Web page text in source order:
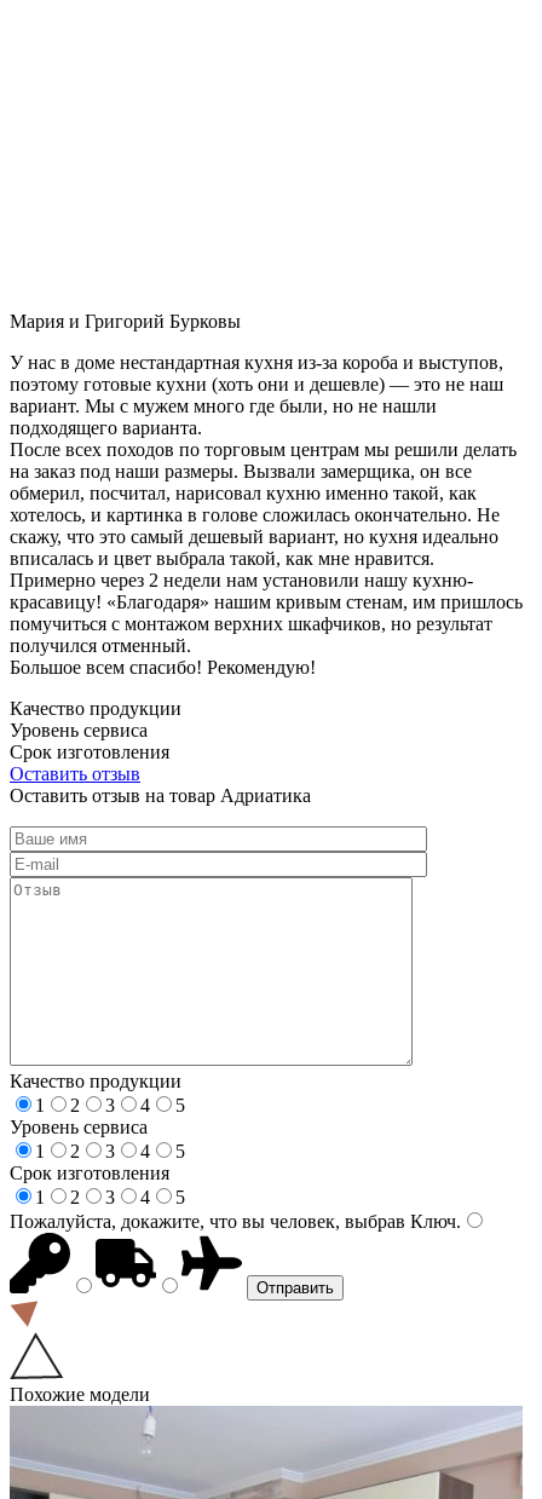
Мария и Григорий Бурковы
У нас в доме нестандартная кухня из-за короба и выступов,
поэтому готовые кухни (хоть они и дешевле) — это не наш
вариант. Мы с мужем много где были, но не нашли
подходящего варианта.
После всех походов по торговым центрам мы решили делать
на заказ под наши размеры. Вызвали замерщика, он все
обмерил, посчитал, нарисовал кухню именно такой, как
хотелось, и картинка в голове сложилась окончательно. Не
скажу, что это самый дешевый вариант, но кухня идеально
вписалась и цвет выбрала такой, как мне нравится.
Примерно через 2 недели нам установили нашу кухню-
красавицу! «Благодаря» нашим кривым стенам, им пришлось
помучиться с монтажом верхних шкафчиков, но результат
получился отменный.
Большое всем спасибо! Рекомендую!
Качество продукции
Уровень сервиса
Срок изготовления
Оставить отзыв
Оставить отзыв на товар Адриатика
Качество продукции
1
2 3 4
5
Уровень сервиса
1
2 3 4
5
Срок изготовления
1
2 3 4
5
Пожалуйста, докажите, что вы человек, выбрав Ключ.
Похожие модели